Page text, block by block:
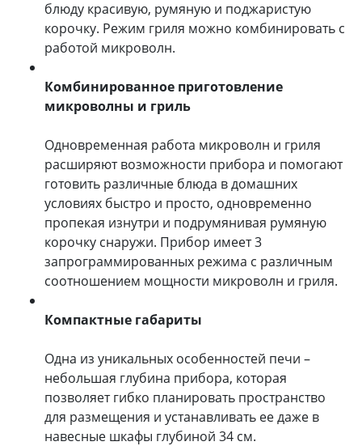
блюду красивую, румяную и поджаристую
корочку. Режим гриля можно комбинировать с
работой микроволн.
Комбинированное приготовление
микроволны и гриль
Одновременная работа микроволн и гриля
расширяют возможности прибора и помогают
готовить различные блюда в домашних
условиях быстро и просто, одновременно
пропекая изнутри и подрумянивая румяную
корочку снаружи. Прибор имеет 3
запрограммированных режима с различным
соотношением мощности микроволн и гриля.
Компактные габариты
Одна из уникальных особенностей печи –
небольшая глубина прибора, которая
позволяет гибко планировать пространство
для размещения и устанавливать ее даже в
навесные шкафы глубиной 34 см.